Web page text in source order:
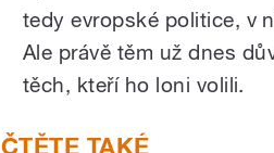
tedy evropské politice, v
Ale právě těm už dnes
těch, kteří ho loni volili.